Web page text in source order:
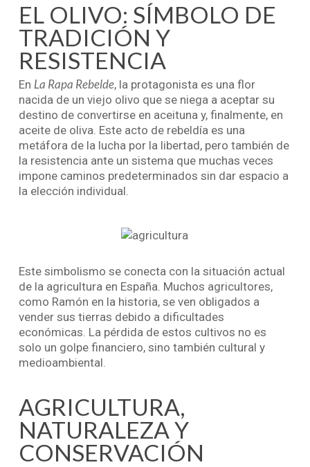
EL OLIVO: SÍMBOLO DE
TRADICIÓN Y
RESISTENCIA
En La Rapa Rebelde, la protagonista es una flor
nacida de un viejo olivo que se niega a aceptar su
destino de convertirse en aceituna y, finalmente, en
aceite de oliva. Este acto de rebeldía es una
metáfora de la lucha por la libertad, pero también de
la resistencia ante un sistema que muchas veces
impone caminos predeterminados sin dar espacio a
la elección individual.
Este simbolismo se conecta con la situación actual
de la agricultura en España. Muchos agricultores,
como Ramón en la historia, se ven obligados a
vender sus tierras debido a dificultades
económicas. La pérdida de estos cultivos no es
solo un golpe financiero, sino también cultural y
medioambiental.
AGRICULTURA,
NATURALEZA Y
CONSERVACIÓN